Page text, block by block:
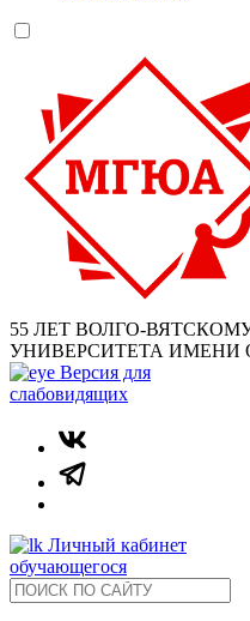
55 ЛЕТ ВОЛГО-
УНИВЕРСИТЕТА ИМЕНИ
Версия для
слабовидящих
Личный кабинет
обучающегося